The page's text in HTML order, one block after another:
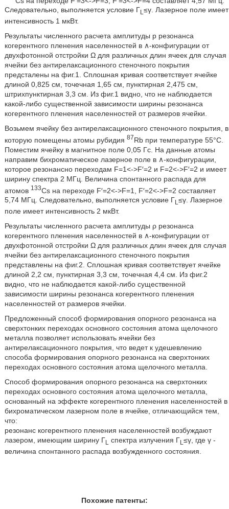
Следовательно, выполняется условие Г ≤γ. Лазерное поле имеет
интенсивность 1 мкВт.
Результаты численного расчета амплитуды p резонанса
когерентного пленения населенностей в ∧-конфигурации от
двухфотонной отстройки Ω для различных длин ячеек для случая
ячейки без антирелаксационного стеночного покрытия
предсталены на фиг.1. Сплошная кривая соответствует ячейке
длиной 0,825 см, точечная 1,65 см, пунктирная 2,475 см,
штрихпунктирная 3,3 см. Из фиг.1 видно, что не наблюдается
какой-либо существенной зависимости ширины резонанса
когерентного пленения населенностей от размеров ячейки.
Возьмем ячейку без антирелаксационного стеночного покрытия, в
которую помещены атомы рубидия 87Rb при температуре 55°C.
Поместим ячейку в магнитное поле 0,05 Гс. На данные атомы
направим бихроматическое лазерное поле в ∧-конфигурации,
которое резонансно переходам F=1<->F′=2 и F=2<->F′=2 и имеет
ширину спектра 2 МГц. Величина спонтанного распада для
атомов 133Cs на переходе F′=2<->F=1, F′=2<->F=2 составляет
5,74 МГц. Следовательно, выполняется условие Г ≤γ. Лазерное
поле имеет интенсивность 2 мкВт.
Результаты численного расчета амплитуды ρ резонанса
когерентного пленения населенностей в ∧-конфигурации от
двухфотонной отстройки Ω для различных длин ячеек для случая
ячейки без антирелаксационного стеночного покрытия
представлены на фиг.2. Сплошная кривая соответствует ячейке
длиной 2,2 см, пунктирная 3,3 см, точечная 4,4 см. Из фиг.2
видно, что не наблюдается какой-либо существенной
зависимости ширины резонанса когерентного пленения
населенностей от размеров ячейки.
Предложенный способ формирования опорного резонанса на
сверхтонких переходах основного состояния атома щелочного
металла позволяет использовать ячейки без
антирелаксационного покрытия, что ведет к удешевлению
способа формирования опорного резонанса на сверхтонких
переходах основного состояния атома щелочного металла.
Способ формирования опорного резонанса на сверхтонких
переходах основного состояния атома щелочного металла,
основанный на эффекте когерентного пленения населенностей в
бихроматическом лазерном поле в ячейке, отличающийся тем,
что:
резонанс когерентного пленения населенностей возбуждают
лазером, имеющим ширину Г
спектра излучения Г ≤γ, где γ -
величина спонтанного распада возбужденного состояния.
Похожие патенты: